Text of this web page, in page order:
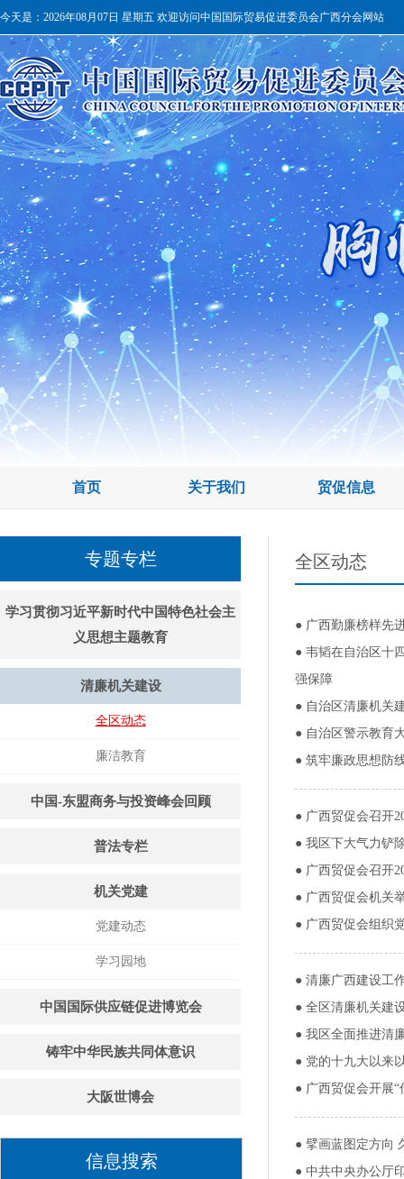
今天是： 2026年08月07日 星期五 欢迎访问中国国际贸易促进委员会广西分会网站
首页 关于我们 贸促信息
专题专栏
学习贯彻习近平新时代中国特色社会主
义思想主题教育
清廉机关建设
全区动态
廉洁教育
中国-东盟商务与投资峰会回顾
普法专栏
机关党建
党建动态
学习园地
中国国际供应链促进博览会
铸牢中华民族共同体意识
大阪世博会
信息搜索
全区动态
● 广西勤廉榜样先
● 韦韬在自治区十
强保障
● 自治区清廉机关
● 自治区警示教育
● 筑牢廉政思想防
● 广西贸促会召开
● 我区下大气力铲
● 广西贸促会召开
● 广西贸促会机关
● 广西贸促会组织
● 清廉广西建设工
● 全区清廉机关建
● 我区全面推进清
● 党的十九大以来
● 广西贸促会开展
● 擘画蓝图定方向
● 中共中央办公厅